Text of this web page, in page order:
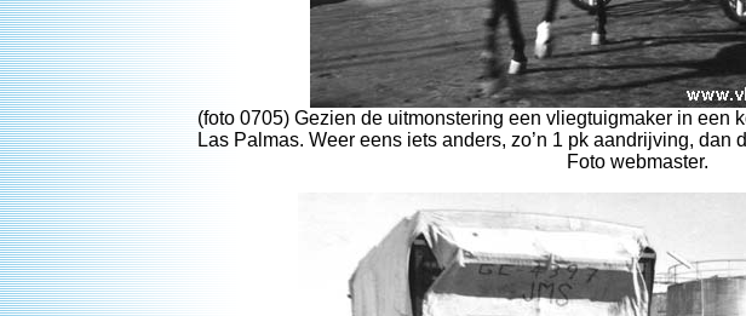
(foto 0705) Gezien de uitmonstering een vliegtuigmaker in een
Las Palmas. Weer eens iets anders, zo’n 1 pk aandrijving, dan
Foto webmaster.